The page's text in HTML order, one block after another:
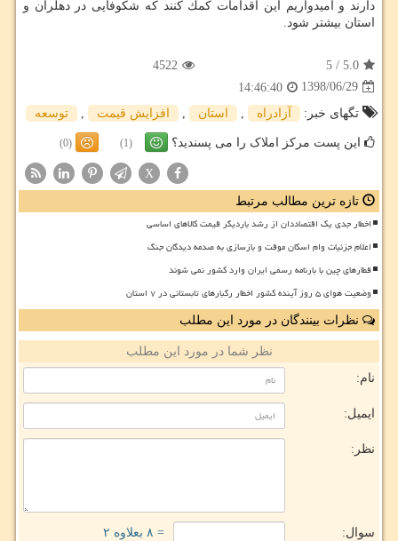
دارند و امیدواریم این اقدامات كمك كنند كه شكوفایی در دهلران و
استان بیشتر شود.
5.0
/
5
4522
1398/06/29
14:46:40
تگهای خبر:
آزادراه , استان , افزایش قیمت , توسعه
این پست مرکز املاک را می پسندید؟ (1)
(0)
X
تازه ترین مطالب مرتبط
اخطار جدی یک اقتصاددان از رشد باردیگر قیمت کالاهای اساسی
اعلام جزئیات وام اسکان موقت و بازسازی به صدمه دیدگان جنگ
قطارهای چین با بارنامه رسمی ایران وارد کشور نمی شوند
وضعیت هوای ۵ روز آینده کشور اخطار رگبارهای تابستانی در ۷ استان
نظرات بینندگان در مورد این مطلب
نظر شما در مورد این مطلب
نام:
ایمیل:
نظر:
سوال: = ۸ بعلاوه ۲